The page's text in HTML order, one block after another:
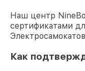
Наш центр
сертификатами
Как